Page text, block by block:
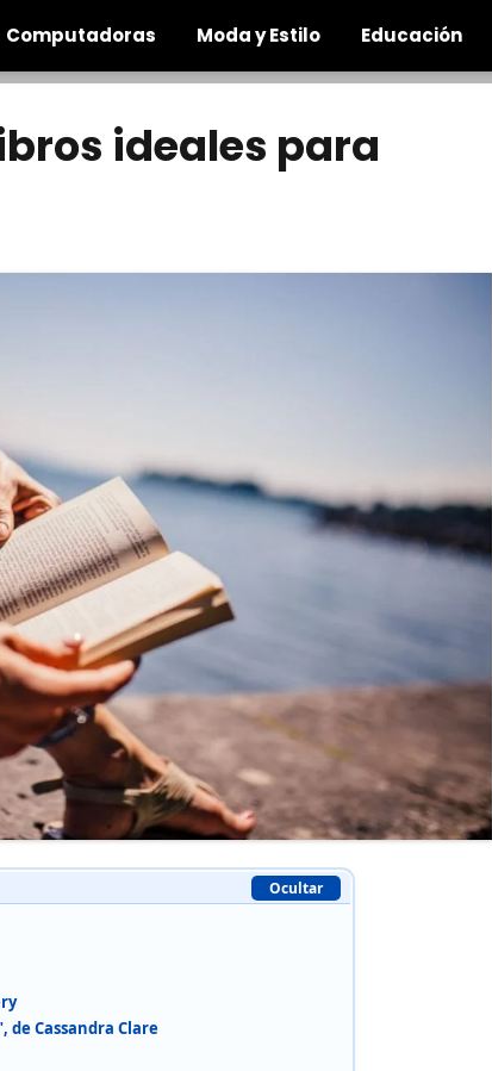
Computadoras Moda y Estilo Educación
ideales para
Ocultar
de Cassandra Clare